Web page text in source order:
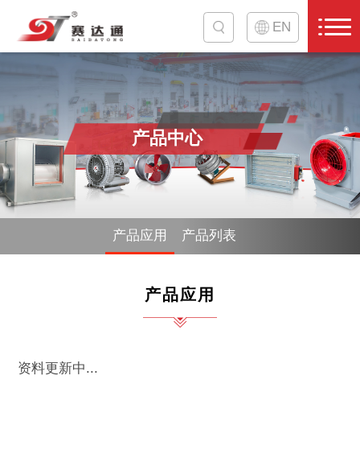
EN
产品中心
产品应用 产品列表
产品应用
资料更新中...